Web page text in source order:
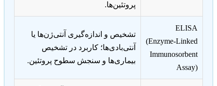
پروتئین‌ها.
ELISA
(Enzyme-Linked
Immunosorbent
Assay)
تشخیص و اندازه‌گیری آنتی‌ژن‌ها یا
آنتی‌بادی‌ها؛ کاربرد در تشخیص
بیماری‌ها و سنجش سطوح پروتئین.